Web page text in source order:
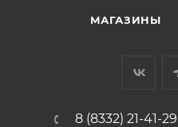
Доставка заказов по
МАГАЗИНЫ
8 (8332) 21-41-29